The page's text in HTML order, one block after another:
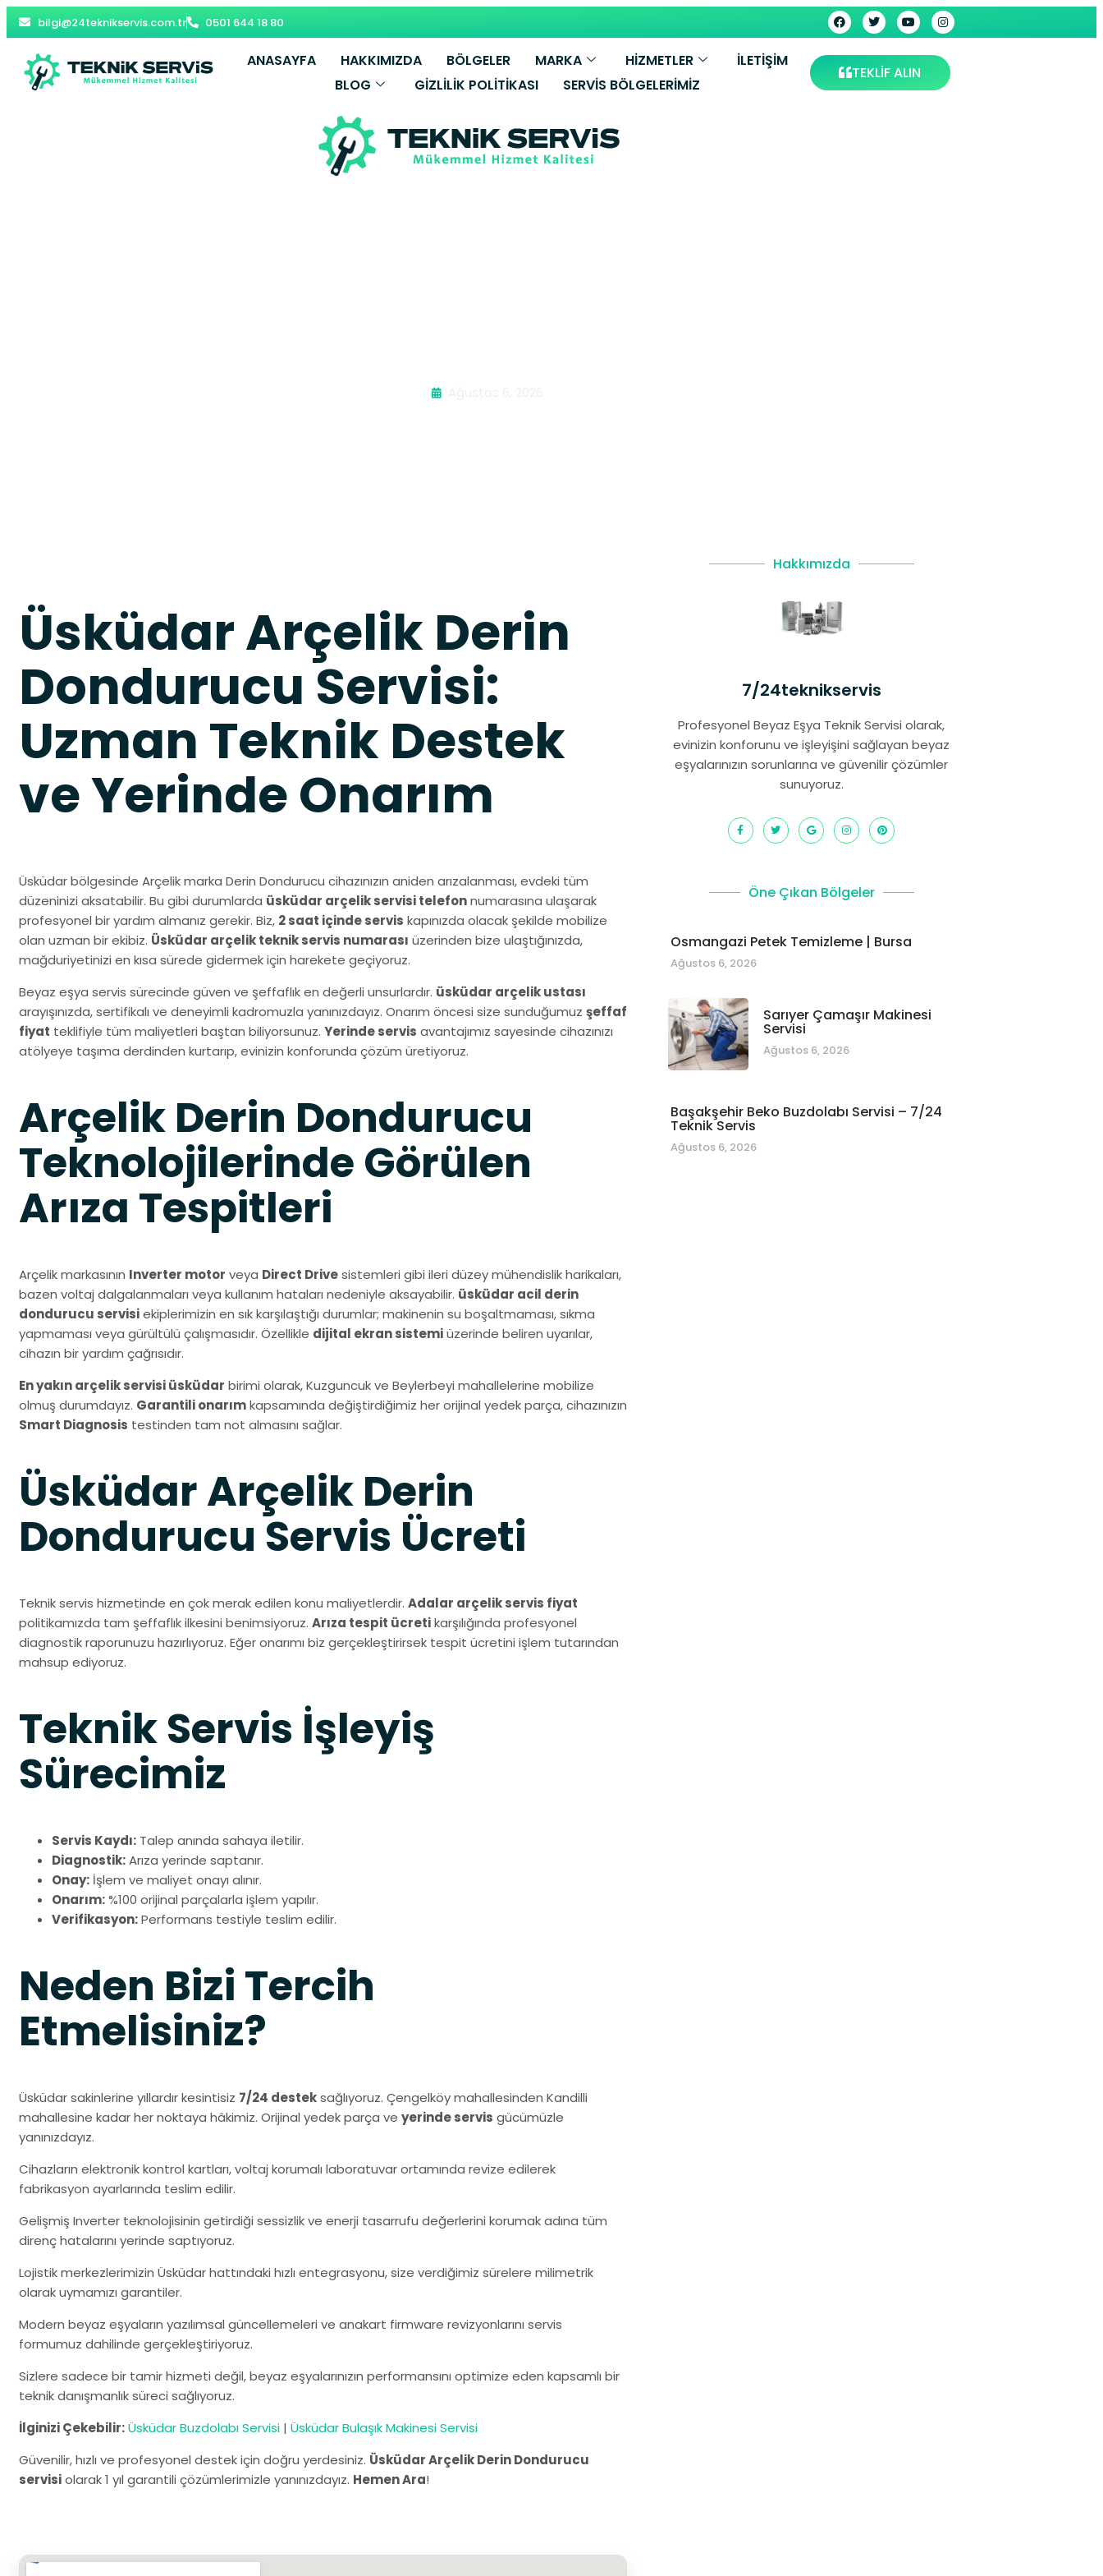
bilgi@24teknikservis.com.tr 0501 644 18 80
ANASAYFA HAKKIMIZDA BÖLGELER MARKA HİZMETLER
İLETIŞIM
BLOG
GIZLILIK POLITIKASI SERVIS BÖLGELERIMIZ
TEKLİF ALIN
Ağustos 6, 2026
Üsküdar Arçelik Derin
Dondurucu Servisi:
Uzman Teknik Destek
ve Yerinde Onarım
Üsküdar bölgesinde Arçelik marka Derin Dondurucu cihazınızın aniden arızalanması, evdeki tüm
düzeninizi aksatabilir. Bu gibi durumlarda üsküdar arçelik servisi telefonnumarasına ulaşarak
profesyonel bir yardım almanız gerekir. Biz, 2 saat içinde servis kapınızda olacak şekilde mobilize
olan uzman bir ekibiz. Üsküdar arçelik teknik servis numarası üzerinden bize ulaştığınızda,
mağduriyetinizi en kısa sürede gidermek için harekete geçiyoruz.
Beyaz eşya servis sürecinde güven ve şeffaflık en değerli unsurlardır. üsküdar arçelik ustası
arayışınızda, sertifikalı ve deneyimli kadromuzla yanınızdayız. Onarım öncesi size sunduğumuz şeffaf
fiyat teklifiyle tüm maliyetleri baştan biliyorsunuz. Yerinde servis avantajımız sayesinde cihazınızı
atölyeye taşıma derdinden kurtarıp, evinizin konforunda çözüm üretiyoruz.
Arçelik Derin Dondurucu
Teknolojilerinde Görülen
Arıza Tespitleri
Arçelik markasının Inverter motor veya Direct Drivesistemleri gibi ileri düzey mühendislik harikaları,
bazen voltaj dalgalanmaları veya kullanım hataları nedeniyle aksayabilir. üsküdar acil derin
dondurucu servisiekiplerimizin en sık karşılaştığı durumlar; makinenin su boşaltmaması, sıkma
yapmaması veya gürültülü çalışmasıdır. Özellikle dijital ekran sistemiüzerinde beliren uyarılar,
cihazın bir yardım çağrısıdır.
En yakın arçelik servisi üsküdar birimi olarak, Kuzguncuk ve Beylerbeyi mahallelerine mobilize
olmuş durumdayız. Garantili onarımkapsamında değiştirdiğimiz her orijinal yedek parça, cihazınızın
Smart Diagnosis testinden tam not almasını sağlar.
Üsküdar Arçelik Derin
Dondurucu Servis Ücreti
Teknik servis hizmetinde en çok merak edilen konu maliyetlerdir. Adalar arçelik servis fiyat
politikamızda tam şeffaflık ilkesini benimsiyoruz. Arıza tespit ücretikarşılığında profesyonel
diagnostik raporunuzu hazırlıyoruz. Eğer onarımı biz gerçekleştirirsek tespit ücretini işlem tutarından
mahsup ediyoruz.
Teknik Servis İşleyiş
Sürecimiz
Servis Kaydı: Talep anında sahaya iletilir.
Diagnostik:Arıza yerinde saptanır.
Onay: İşlem ve maliyet onayı alınır.
Onarım:%100 orijinal parçalarla işlem yapılır.
Verifikasyon:Performans testiyle teslim edilir.
Neden Bizi Tercih
Etmelisiniz?
Üsküdar sakinlerine yıllardır kesintisiz 7/24 desteksağlıyoruz. Çengelköy mahallesinden Kandilli
mahallesine kadar her noktaya hâkimiz. Orijinal yedek parça ve yerinde servis gücümüzle
yanınızdayız.
Cihazların elektronik kontrol kartları, voltaj korumalı laboratuvar ortamında revize edilerek
fabrikasyon ayarlarında teslim edilir.
Gelişmiş Inverter teknolojisinin getirdiği sessizlik ve enerji tasarrufu değerlerini korumak adına tüm
direnç hatalarını yerinde saptıyoruz.
Lojistik merkezlerimizin Üsküdar hattındaki hızlı entegrasyonu, size verdiğimiz sürelere milimetrik
olarak uymamızı garantiler.
Modern beyaz eşyaların yazılımsal güncellemeleri ve anakart firmware revizyonlarını servis
formumuz dahilinde gerçekleştiriyoruz.
Sizlere sadece bir tamir hizmeti değil, beyaz eşyalarınızın performansını optimize eden kapsamlı bir
teknik danışmanlık süreci sağlıyoruz.
İlginizi Çekebilir:Üsküdar Buzdolabı Servisi | Üsküdar Bulaşık Makinesi Servisi
Güvenilir, hızlı ve profesyonel destek için doğru yerdesiniz. Üsküdar Arçelik Derin Dondurucu
servisiolarak 1 yıl garantili çözümlerimizle yanınızdayız. Hemen Ara!
Hakkımızda
7/24teknikservis
Profesyonel Beyaz Eşya Teknik Servisi olarak,
evinizin konforunu ve işleyişini sağlayan beyaz
eşyalarınızın sorunlarına ve güvenilir çözümler
sunuyoruz.
Öne Çıkan Bölgeler
Osmangazi Petek Temizleme | Bursa
Ağustos 6, 2026
Sarıyer Çamaşır Makinesi
Servisi
Ağustos 6, 2026
Başakşehir Beko Buzdolabı Servisi – 7/24
Teknik Servis
Ağustos 6, 2026